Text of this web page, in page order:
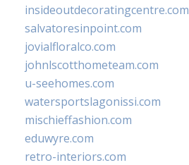
insideoutdecoratingcentre.com
salvatoresinpoint.com
jovialfloralco.com
johnlscotthometeam.com
u-seehomes.com
watersportslagonissi.com
mischieffashion.com
eduwyre.com
retro-interiors.com